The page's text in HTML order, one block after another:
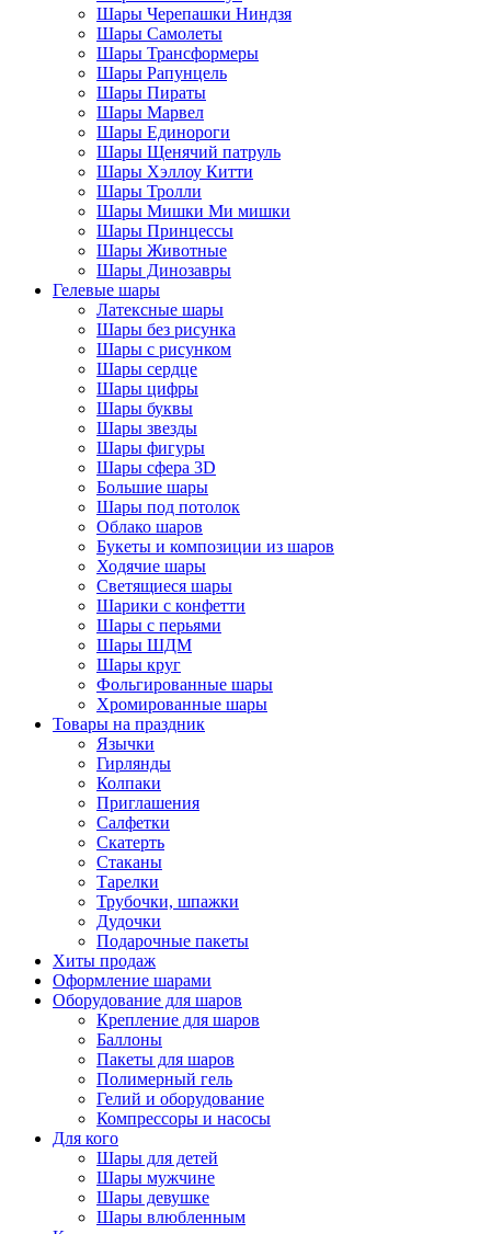
Шары Черепашки Ниндзя
Шары Самолеты
Шары Трансформеры
Шары Рапунцель
Шары Пираты
Шары Марвел
Шары Единороги
Шары Щенячий патруль
Шары Хэллоу Китти
Шары Тролли
Шары Мишки Ми мишки
Шары Принцессы
Шары Животные
Шары Динозавры
Гелевые шары
Латексные шары
Шары без рисунка
Шары с рисунком
Шары сердце
Шары цифры
Шары буквы
Шары звезды
Шары фигуры
Шары сфера 3D
Большие шары
Шары под потолок
Облако шаров
Букеты и композиции из шаров
Ходячие шары
Светящиеся шары
Шарики с конфетти
Шары с перьями
Шары ШДМ
Шары круг
Фольгированные шары
Хромированные шары
Товары на праздник
Язычки
Гирлянды
Колпаки
Приглашения
Салфетки
Скатерть
Стаканы
Тарелки
Трубочки, шпажки
Дудочки
Подарочные пакеты
Хиты продаж
Оформление шарами
Оборудование для шаров
Крепление для шаров
Баллоны
Пакеты для шаров
Полимерный гель
Гелий и оборудование
Компрессоры и насосы
Для кого
Шары для детей
Шары мужчине
Шары девушке
Шары влюбленным